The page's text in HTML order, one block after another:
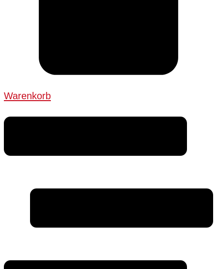
Warenkorb